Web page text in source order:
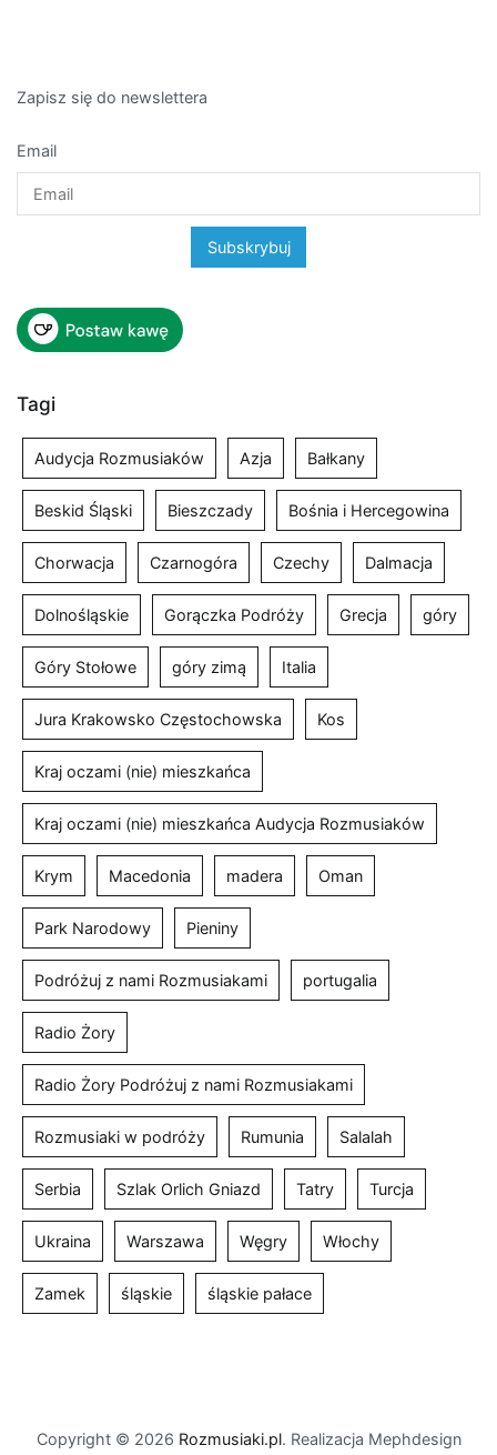
Zapisz się do newslettera
Email
Tagi
Audycja Rozmusiaków Azja Bałkany
Beskid Śląski Bieszczady Bośnia i Hercegowina
Chorwacja Czarnogóra Czechy Dalmacja
Dolnośląskie Gorączka Podróży Grecja góry
Góry Stołowe góry zimą Italia
Jura Krakowsko Częstochowska Kos
Kraj oczami (nie) mieszkańca
Kraj oczami (nie) mieszkańca Audycja Rozmusiaków
Krym Macedonia madera Oman
Park Narodowy Pieniny
Podróżuj z nami Rozmusiakami portugalia
Radio Żory
Radio Żory Podróżuj z nami Rozmusiakami
Rozmusiaki w podróży Rumunia Salalah
Serbia Szlak Orlich Gniazd Tatry Turcja
Ukraina Warszawa Węgry Włochy
Zamek śląskie śląskie pałace
Copyright © 2026 Rozmusiaki.pl. Realizacja Mephdesign